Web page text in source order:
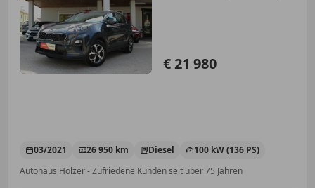
€ 21 980
03/2021 26 950 km Diesel
100 kW (136 PS)
Autohaus Holzer - Zufriedene Kunden seit über 75 Jahren